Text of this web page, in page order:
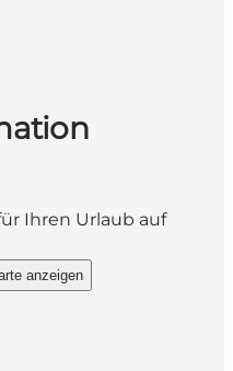
Ihren Urlaub auf
Præstø Hafen"
anzeigen Præstø Hafen